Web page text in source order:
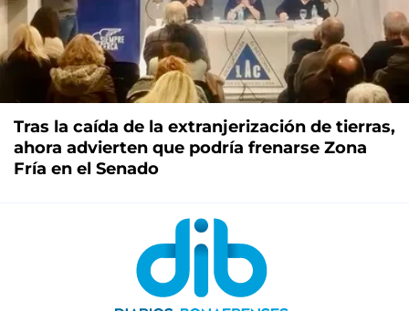
Tras la caída de la extranjerización de tierras,
ahora advierten que podría frenarse Zona
Fría en el Senado